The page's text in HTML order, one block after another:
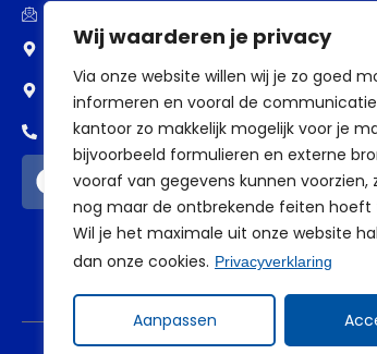
Wij waarderen je privacy
Via onze website willen wij je zo goed
informeren en vooral de
kantoor zo makkelijk mogelijk voor je
bijvoorbeeld formulieren en externe
vooraf van gegevens kunnen voorzien,
nog maar de ontbrekende feiten hoeft
Wil je het maximale uit onze website
dan onze cookies. Privacyverklaring
Aanpassen
Frankenstraat 77
6582 CW Heumen
0318 - 388 69 98